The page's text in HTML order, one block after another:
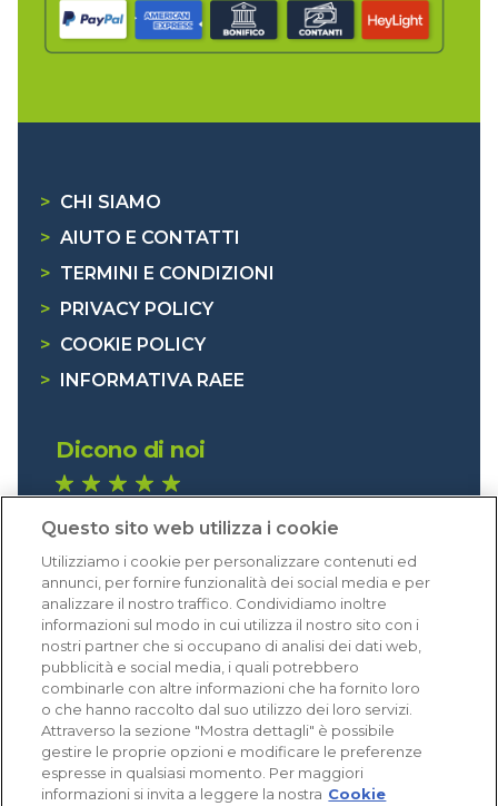
> CHI SIAMO
> AIUTO E CONTATTI
> TERMINI E CONDIZIONI
>
PRIVACY POLICY
> COOKIE POLICY
>
INFORMATIVA RAEE
Dicono di noi
Eccellente (4,8)
Acquisti verificati
Questo sito web utilizza i cookie
Utilizziamo i cookie per personalizzare contenuti ed
annunci, per fornire funzionalità dei social media e per
analizzare il nostro traffico. Condividiamo inoltre
informazioni sul modo in cui utilizza il nostro sito con i
nostri partner che si occupano di analisi dei dati web,
pubblicità e social media, i quali potrebbero
combinarle con altre informazioni che ha fornito loro
o che hanno raccolto dal suo utilizzo dei loro servizi.
Attraverso la sezione "Mostra dettagli" è possibile
gestire le proprie opzioni e modificare le preferenze
espresse in qualsiasi momento. Per maggiori
informazioni si invita a leggere la nostra Cookie